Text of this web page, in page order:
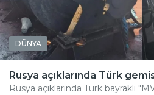
DÜNYA
Rusya açıklarında Türk
Rusya açıklarında Türk bayraklı